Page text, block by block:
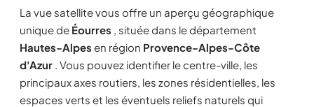
La vue satellite vous offre un aperçu géographique
unique de Éourres , située dans le département
Hautes-Alpes en région Provence-Alpes-Côte
d'Azur . Vous pouvez identifier le centre-ville, les
principaux axes routiers, les zones résidentielles, les
espaces verts et les éventuels reliefs naturels qui